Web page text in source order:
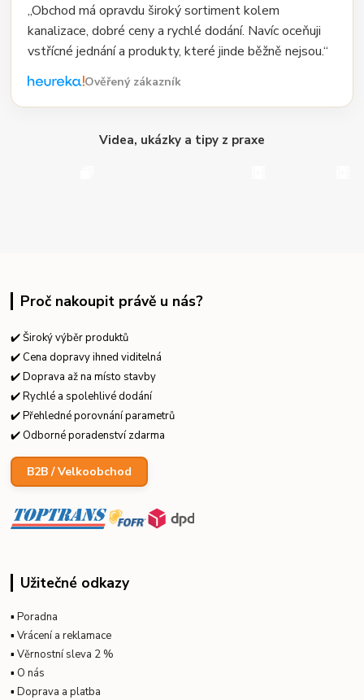
„Obchod má opravdu široký sortiment kolem
kanalizace, dobré ceny a rychlé dodání. Navíc oceňuji
vstřícné jednání a produkty, které jinde běžně nejsou.“
Ověřený zákazník
Videa, ukázky a tipy z praxe
Proč nakoupit právě u nás?
✔️ Široký výběr produktů
✔️ Cena dopravy ihned viditelná
✔️ Doprava až na místo stavby
✔️ Rychlé a spolehlivé dodání
✔️ Přehledné porovnání parametrů
✔️ Odborné poradenství zdarma
B2B / Velkoobchod
Užitečné odkazy
▪Poradna
▪Vrácení a reklamace
▪Věrnostní sleva 2 %
▪ O nás
▪Doprava a platba